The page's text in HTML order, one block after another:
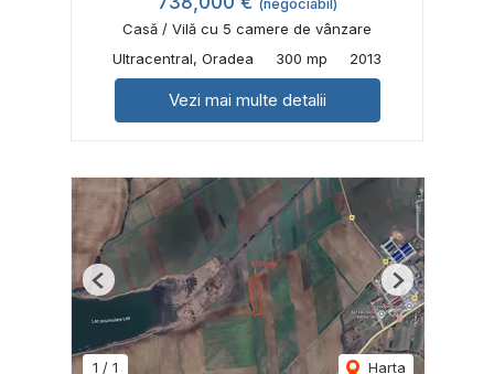
(negociabil)
Casă / Vilă cu 5 camere de vânzare
Ultracentral, Oradea
300 mp 2013
Vezi mai multe detalii
1 / 1 Harta
Previous Next